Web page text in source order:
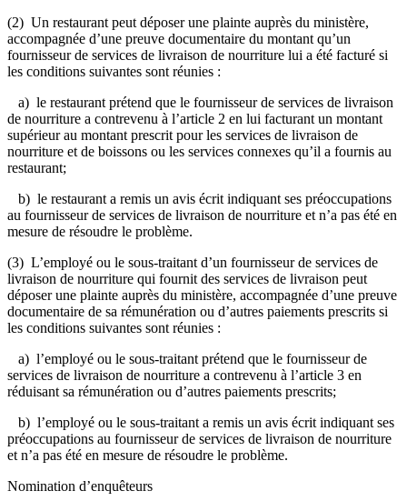
(2) Un restaurant peut déposer une plainte auprès du ministère,
accompagnée d’une preuve documentaire du montant qu’un
fournisseur de services de livraison de nourriture lui a été facturé si
les conditions suivantes sont réunies :
a) le restaurant prétend que le fournisseur de services de livraison
de nourriture a contrevenu à l’article 2 en lui facturant un montant
supérieur au montant prescrit pour les services de livraison de
nourriture et de boissons ou les services connexes qu’il a fournis au
restaurant;
b) le restaurant a remis un avis écrit indiquant ses préoccupations
au fournisseur de services de livraison de nourriture et n’a pas été en
mesure de résoudre le problème.
(3) L’employé ou le sous-traitant d’un fournisseur de services de
livraison de nourriture qui fournit des services de livraison peut
déposer une plainte auprès du ministère, accompagnée d’une preuve
documentaire de sa rémunération ou d’autres paiements prescrits si
les conditions suivantes sont réunies :
a) l’employé ou le sous-traitant prétend que le fournisseur de
services de livraison de nourriture a contrevenu à l’article 3 en
réduisant sa rémunération ou d’autres paiements prescrits;
b) l’employé ou le sous-traitant a remis un avis écrit indiquant ses
préoccupations au fournisseur de services de livraison de nourriture
et n’a pas été en mesure de résoudre le problème.
Nomination d’enquêteurs